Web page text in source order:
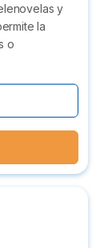
y
la
o